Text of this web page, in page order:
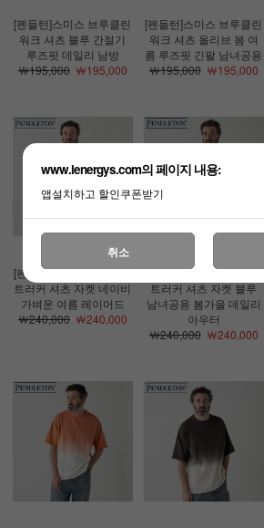
[펜들턴]스미스 브루클린
워크 셔츠 블루 간절기
루즈핏 데일리 남방
￦195,000￦195,000
[펜들턴]스미스 브루클린
워크 셔츠 올리브 봄 여
름 루즈핏 긴팔 남녀공용
￦195,000￦195,000
[펜들턴]스미스 브루클린
트러커 셔츠 자켓 네이비
가벼운 여름 레이어드
￦240,000￦240,000
[펜들턴]스미스 브루클린
트러커 셔츠 자켓 블루
남녀공용 봄가을 데일리
아우터
￦240,000￦240,000
www.lenergys.com의 페이지 내용:
앱설치하고 할인쿠폰받기
취소